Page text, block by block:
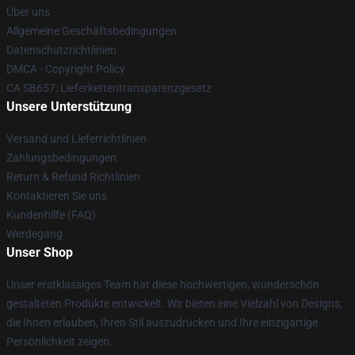
Über uns
Allgemeine Geschäftsbedingungen
Datenschutzrichtlinien
DMCA - Copyright Policy
CA SB657: Lieferkettentransparenzgesetz
Unsere Unterstützung
Versand und Lieferrichtlinien
Zahlungsbedingungen
Return & Refund Richtlinien
Kontaktieren Sie uns
Kundenhilfe (FAQ)
Werdegang
Unser Shop
Unser erstklassiges Team hat diese hochwertigen, wunderschön
gestalteten Produkte entwickelt. Wir bieten eine Vielzahl von Designs,
die Ihnen erlauben, Ihren Stil auszudrücken und Ihre einzigartige
Persönlichkeit zeigen.